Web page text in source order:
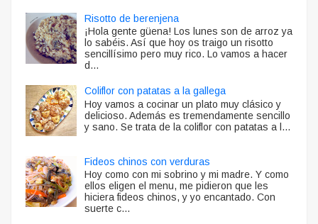
Risotto de berenjena
¡Hola gente güena! Los lunes son de arroz ya
lo sabéis. Así que hoy os traigo un risotto
sencillísimo pero muy rico. Lo vamos a hacer
d...
Coliflor con patatas a la gallega
Hoy vamos a cocinar un plato muy clásico y
delicioso. Además es tremendamente sencillo
y sano. Se trata de la coliflor con patatas a l...
Fideos chinos con verduras
Hoy como con mi sobrino y mi madre. Y como
ellos eligen el menu, me pidieron que les
hiciera fideos chinos, y yo encantado. Con
suerte c...